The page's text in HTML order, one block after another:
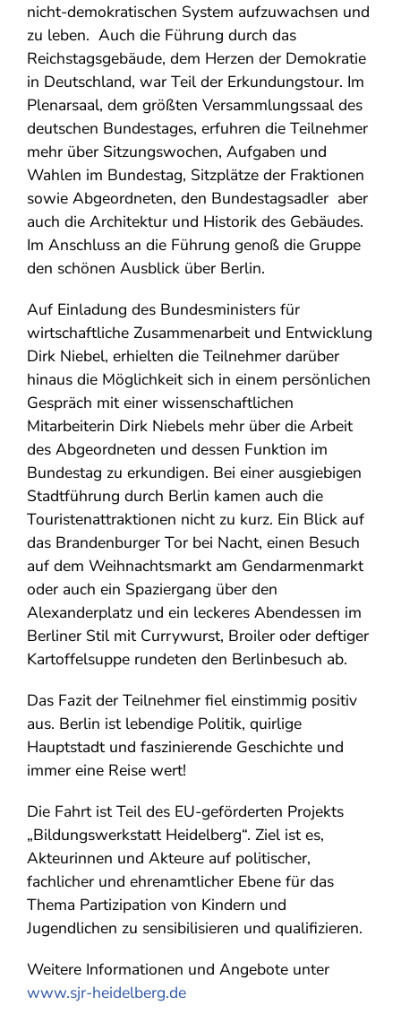
nicht-demokratischen System aufzuwachsen und
zu leben. Auch die Führung durch das
Reichstagsgebäude, dem Herzen der Demokratie
in Deutschland, war Teil der Erkundungstour. Im
Plenarsaal, dem größten Versammlungssaal des
deutschen Bundestages, erfuhren die Teilnehmer
mehr über Sitzungswochen, Aufgaben und
Wahlen im Bundestag, Sitzplätze der Fraktionen
sowie Abgeordneten, den Bundestagsadler aber
auch die Architektur und Historik des Gebäudes.
Im Anschluss an die Führung genoß die Gruppe
den schönen Ausblick über Berlin.
Auf Einladung des Bundesministers für
wirtschaftliche Zusammenarbeit und Entwicklung
Dirk Niebel, erhielten die Teilnehmer darüber
hinaus die Möglichkeit sich in einem persönlichen
Gespräch mit einer wissenschaftlichen
Mitarbeiterin Dirk Niebels mehr über die Arbeit
des Abgeordneten und dessen Funktion im
Bundestag zu erkundigen. Bei einer ausgiebigen
Stadtführung durch Berlin kamen auch die
Touristenattraktionen nicht zu kurz. Ein Blick auf
das Brandenburger Tor bei Nacht, einen Besuch
auf dem Weihnachtsmarkt am Gendarmenmarkt
oder auch ein Spaziergang über den
Alexanderplatz und ein leckeres Abendessen im
Berliner Stil mit Currywurst, Broiler oder deftiger
Kartoffelsuppe rundeten den Berlinbesuch ab.
Das Fazit der Teilnehmer fiel einstimmig positiv
aus. Berlin ist lebendige Politik, quirlige
Hauptstadt und faszinierende Geschichte und
immer eine Reise wert!
Die Fahrt ist Teil des EU-geförderten Projekts
„Bildungswerkstatt Heidelberg“. Ziel ist es,
Akteurinnen und Akteure auf politischer,
fachlicher und ehrenamtlicher Ebene für das
Thema Partizipation von Kindern und
Jugendlichen zu sensibilisieren und qualifizieren.
Weitere Informationen und Angebote unter
www.sjr-heidelberg.de